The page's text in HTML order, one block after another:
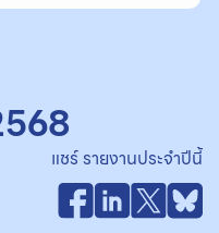
แชร์ รายงานประจำปีนี้